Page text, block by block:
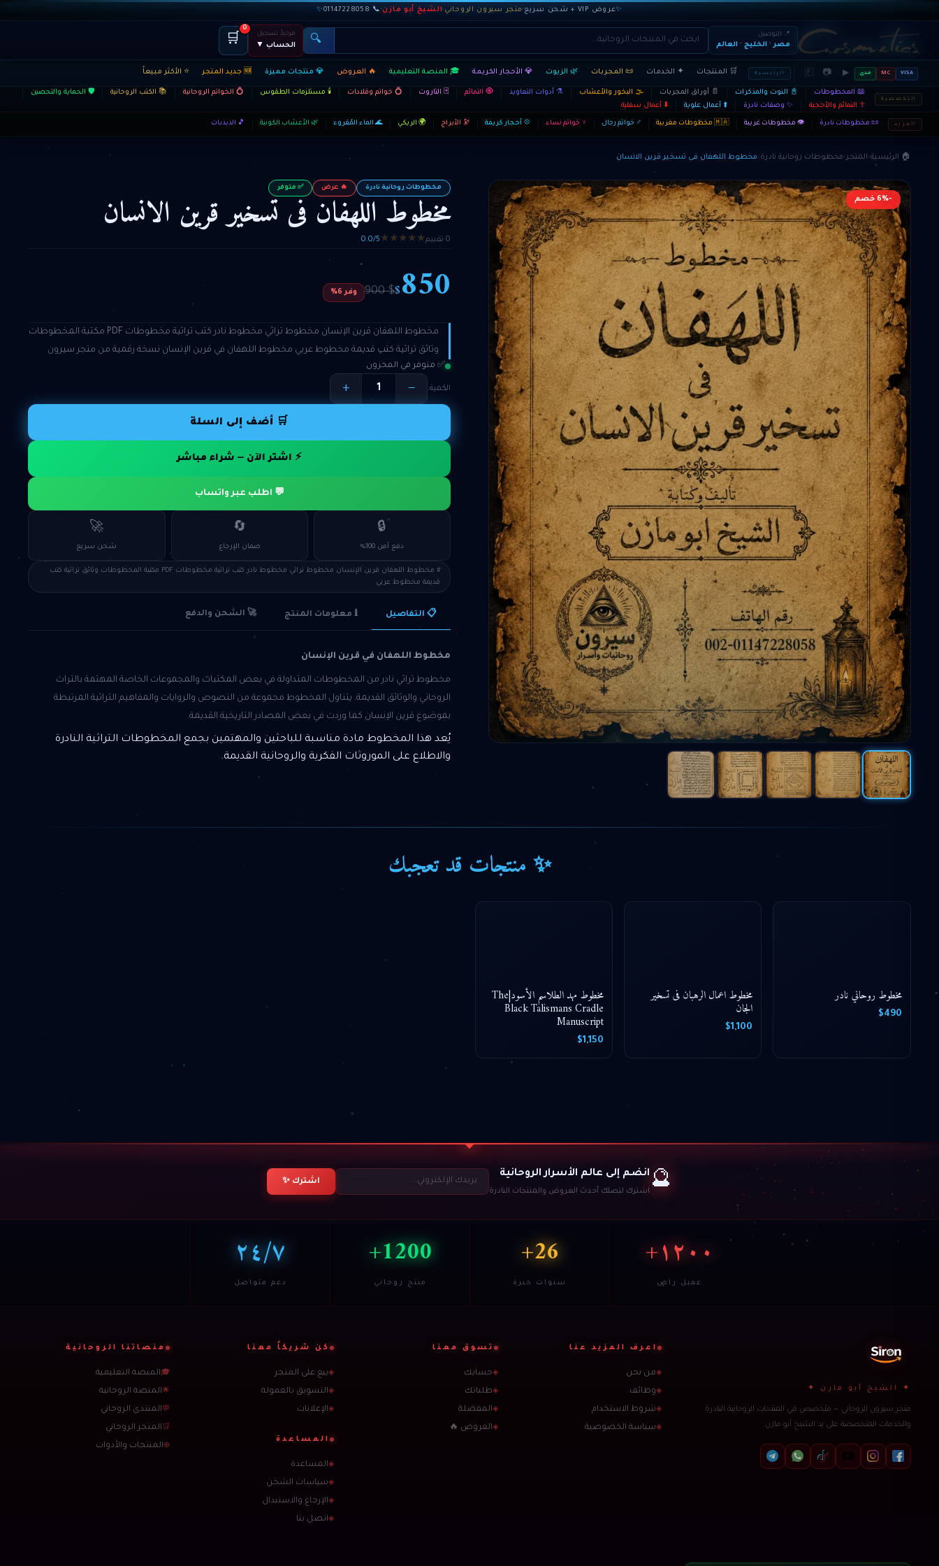
✨عروض VIP + شحن سريع ·متجر سيرون الروحاني·الشيخ أبو مازن·
📞 01147228058
✨
📍 التوصيل
مصر · الخليج · العالم 🔍
مرحباً، تسجيل
الحساب ▼ 🛒
0
VISA
MC مدى ▶
📷
🇫 الرئيسية 🛒 المنتجات ✦ الخدمات 📜 المجربات 🌿 الزيوت 💎 الأحجار الكريمة 🎓 المنصة التعليمية 🔥 العروض 💎 منتجات مميزة 🆕 جديد المتجر ⭐ الأكثر مبيعاً
التخصصية
📖 المخطوطات 📓 النوت والمذكرات 📄 أوراق المجربات 🌫️ البخور والأعشاب ⚗️ أدوات التعاويذ 🧿 التمائم 🃏 التاروت 💍 خواتم وقلادات 🕯️ مستلزمات الطقوس 💍 الخواتم الروحانية 📚 الكتب الروحانية
🛡️ الحماية والتحصين
☥ التمائم والأحجبة
✨ وصفات نادرة ⬆️ أعمال علوية ⬇️ أعمال سفلية
المزيد 📜 مخطوطات نادرة 👁️ مخطوطات غريبة 🇲🇦 مخطوطات مغربية ♂ خواتم رجال ♀ خواتم نساء 💠 أحجار كريمة 🔭 الأبراج 🌍 الريكي 🌊 الماء المُقروء 🌿 الأعشاب الكونية 🎵 الذبذبات
🏠 الرئيسية المتجر مخطوطات روحانية نادرة مخطوط اللهفان فى تسخير قرين الانسان
-6% خصم
مخطوطات روحانية نادرة 🔥 عرض ✅ متوفر
مخطوط اللهفان فى تسخير قرين الانسان
0 تقييم ★
★
★
★
★
0.0/5
$850
$ 900 وفر 6%
مخطوط اللهفان قرين الإنسان مخطوط تراثي مخطوط نادر كتب تراثية مخطوطات PDF مكتبة المخطوطات
وثائق تراثية كتب قديمة مخطوط عربي مخطوط اللهفان في قرين الإنسان نسخة رقمية من متجر سيرون
✅ متوفر في المخزون
الكمية: −
+
🛒 أضف إلى السلة
⚡ اشتر الآن — شراء مباشر
💬 اطلب عبر واتساب
🔒
دفع آمن 100%
🔄
ضمان الإرجاع
🚀
شحن سريع
# مخطوط اللهفان قرين الإنسان مخطوط تراثي مخطوط نادر كتب تراثية مخطوطات PDF مكتبة المخطوطات وثائق تراثية كتب
قديمة مخطوط عربي
📋 التفاصيل ℹ️ معلومات المنتج 🚀 الشحن والدفع
مخطوط اللهفان في قرين الإنسان
مخطوط تراثي نادر من المخطوطات المتداولة في بعض المكتبات والمجموعات الخاصة المهتمة بالتراث
الروحاني والوثائق القديمة. يتناول المخطوط مجموعة من النصوص والروايات والمفاهيم التراثية المرتبطة
بموضوع قرين الإنسان كما وردت في بعض المصادر التاريخية القديمة.
يُعد هذا المخطوط مادة مناسبة للباحثين والمهتمين بجمع المخطوطات التراثية النادرة
والاطلاع على الموروثات الفكرية والروحانية القديمة.
✨ منتجات قد تعجبك
مخطوط روحاني نادر
$490
مخطوط اعمال الرهبان فى تسخير
الجان
$1,100
مخطوط مهد الطلاسم الأسود|The
Black Talismans Cradle
Manuscript
$1,150
🔮 انضم إلى عالم الأسرار الروحانية
اشترك لتصلك أحدث العروض والمنتجات النادرة
اشترك ✨
١٢٠٠+
عميل راضٍ
26+
سنوات خبرة
1200+
منتج روحاني
٢٤/٧
دعم متواصل
✦ الشيخ أبو مازن ✦
متجر سيرون الروحاني — متخصص في المنتجات الروحانية النادرة
والخدمات المتخصصة على يد الشيخ أبو مازن.
اعرف المزيد عنا
◈من نحن
◈وظائف
◈شروط الاستخدام
◈سياسة الخصوصية
تسوق معنا
◈حسابك
◈طلباتك
◈المفضلة
◈العروض 🔥
كن شريكاً معنا
◈بيع على المتجر
◈التسويق بالعمولة
◈الإعلانات
المساعدة
◈المساعدة
◈سياسات الشحن
◈الإرجاع والاستبدال
◈اتصل بنا
منصاتنا الروحانية
🎓المنصة التعليمية
🌟المنصة الروحانية
💬المنتدى الروحاني
🛒 المتجر الروحاني
⊕المنتجات والأدوات